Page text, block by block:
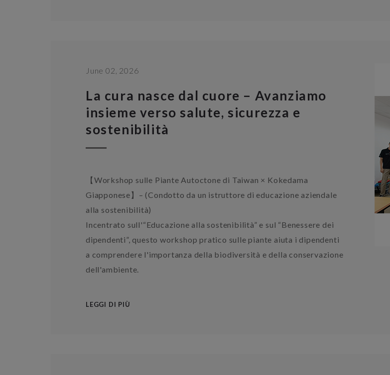
June 02, 2026
La cura nasce dal cuore – Avanziamo
insieme verso salute, sicurezza e
sostenibilità
【Workshop sulle Piante Autoctone di Taiwan × Kokedama
Giapponese】– (Condotto da un istruttore di educazione aziendale
alla sostenibilità)
Incentrato sull'“Educazione alla sostenibilità” e sul “Benessere dei
dipendenti”, questo workshop pratico sulle piante aiuta i dipendenti
a comprendere l'importanza della biodiversità e della conservazione
dell'ambiente.
LEGGI DI PIÙ